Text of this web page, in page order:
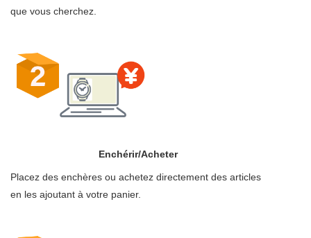
que vous cherchez.
Enchérir/Acheter
Placez des enchères ou achetez directement des articles
en les ajoutant à votre panier.